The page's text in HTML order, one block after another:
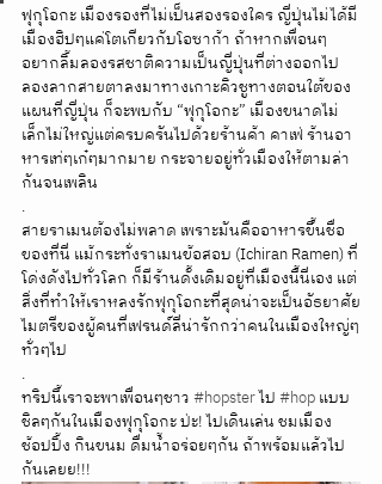
ฟุกุโอกะ เมืองรองที่ไม่เป็นสองรองใคร ญี่ปุ่นไม่ได้มี
เมืองฮิปๆแค่โตเกียวกับโอซาก้า ถ้าหากเพื่อนๆ
อยากลิ้มลองรสชาติความเป็นญี่ปุ่นที่ต่างออกไป
ลองลากสายตาลงมาทางเกาะคิวชูทางตอนใต้ของ
แผนที่ญี่ปุ่น ก็จะพบกับ “ฟุกุโอกะ” เมืองขนาดไม่
เล็กไม่ใหญ่แต่ครบครันไปด้วยร้านค้า คาเฟ่ ร้านอา
หารเท่ๆเก๋ๆมากมาย กระจายอยู่ทั่วเมืองให้ตามล่า
กันจนเพลิน
.
สายราเมนต้องไม่พลาด เพราะมันคืออาหารขึ้นชื่อ
ของที่นี่ แม้กระทั่งราเมนข้อสอบ (Ichiran Ramen) ที่
โด่งดังไปทั่วโลก ก็มีร้านดั้งเดิมอยู่ที่เมืองนี้นี่เอง แต่
สิ่งที่ทำให้เราหลงรักฟุกุโอกะที่สุดน่าจะเป็นอัธยาศัย
ไมตรีของผู้คนที่เฟรนด์ลี่น่ารักกว่าคนในเมืองใหญ่ๆ
ทั่วๆไป
.
ทริปนี้เราจะพาเพื่อนๆชาว #hopster ไป #hop แบบ
ชิลๆกันในเมืองฟุกุโอกะ ป่ะ! ไปเดินเล่น ชมเมือง
ช้อปปิ้ง กินขนม ดื่มน้ำอร่อยๆกัน ถ้าพร้อมแล้วไป
กันเลยย!!!